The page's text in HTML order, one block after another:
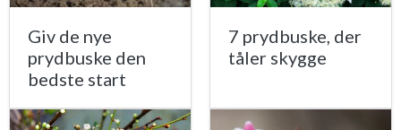
Giv de nye
prydbuske den
bedste start
7 prydbuske, der
tåler skygge